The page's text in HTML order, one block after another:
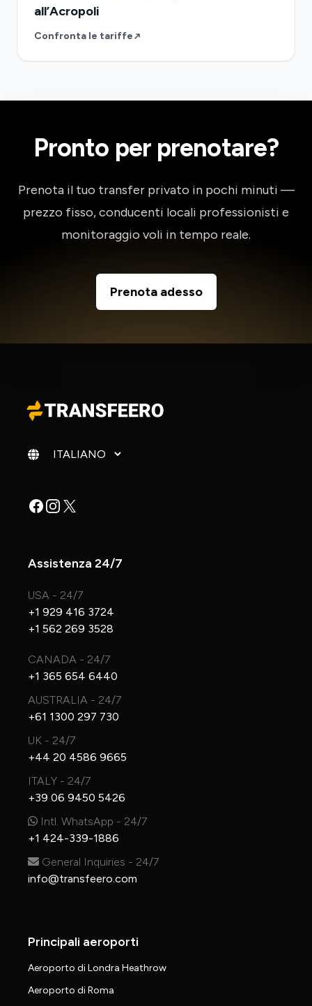
all’Acropoli
Confronta le tariffe
Pronto per prenotare?
Prenota il tuo transfer privato in pochi minuti —
prezzo fisso, conducenti locali professionisti e
monitoraggio voli in tempo reale.
Prenota adesso
Cambia lingua
Facebook
Instagram
X
Assistenza 24/7
USA - 24/7
+1 929 416 3724
+1 562 269 3528
CANADA - 24/7
+1 365 654 6440
AUSTRALIA - 24/7
+61 1300 297 730
UK - 24/7
+44 20 4586 9665
ITALY - 24/7
+39 06 9450 5426
Intl. WhatsApp - 24/7
+1 424-339-1886
General Inquiries - 24/7
info@transfeero.com
Principali aeroporti
Aeroporto di Londra Heathrow
Aeroporto di Roma